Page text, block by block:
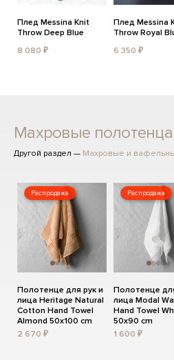
Плед Messina Knit
Throw Deep Blue
8 080 ₽
Плед Messina
Throw Royal
6 350 ₽
Махровые
Другой раздел — Махровые и
Распродажа
Полотенце для рук и
лица Heritage Natural
Cotton Hand Towel
Almond 50x100 cm
2 670 ₽
Распродажа
Полотенце
лица Modal
Hand Towel
50x90 cm
1 600 ₽